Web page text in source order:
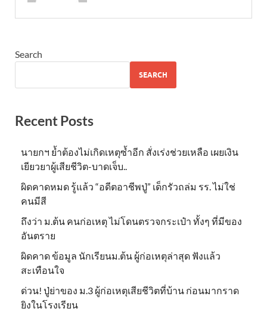
Search
SEARCH
Recent Posts
นายกฯ ย้ำต้องไม่เกิดเหตุซ้ำอีก สั่งเร่งช่วยเหลือ เผยเงิน
เยียวยาผู้เสียชีวิต-บาดเจ็บ..
ผิดคาดหมด รู้แล้ว “อดีตอาชีพปู่” เด็กรัวถล่ม รร. ไม่ใช่
คนมีสี
ถึงว่า ม.ต้น คนก่อเหตุ ไม่โดนตรวจกระเป๋า ทั้งๆ ที่มีของ
อันตราย
ผิดคาด ข้อมูล นักเรียนม.ต้น ผู้ก่อเหตุล่าสุด ฟังแล้ว
สะเทือนใจ
ด่วน! ปู่ย่าของ ม.3 ผู้ก่อเหตุเสียชีวิตที่บ้าน ก่อนมากราด
ยิงในโรงเรียน